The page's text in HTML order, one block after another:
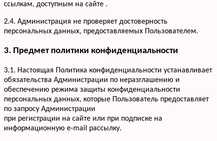
ссылкам, доступным на сайте .
2.4. Администрация не проверяет достоверность
персональных данных, предоставляемых Пользователем.
3. Предмет политики конфиденциальности
3.1. Настоящая Политика конфиденциальности устанавливает
обязательства Администрации по неразглашению и
обеспечению режима защиты конфиденциальности
персональных данных, которые Пользователь предоставляет
по запросу Администрации
при регистрации на сайте или при подписке на
информационную e-mail рассылку.